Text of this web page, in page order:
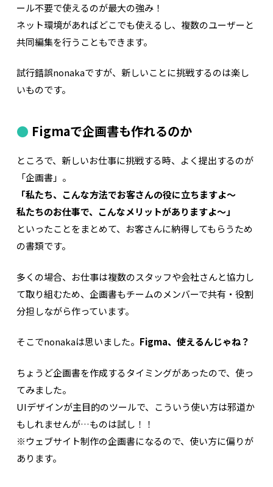
ール不要で使えるのが最大の強み！
ネット環境があればどこでも使えるし、複数のユーザーと
共同編集を行うこともできます。
試行錯誤nonakaですが、新しいことに挑戦するのは楽し
いものです。
Figmaで企画書も作れるのか
ところで、新しいお仕事に挑戦する時、よく提出するのが
「企画書」。
「私たち、こんな方法でお客さんの役に立ちますよ〜
私たちのお仕事で、こんなメリットがありますよ〜」
といったことをまとめて、お客さんに納得してもらうため
の書類です。
多くの場合、お仕事は複数のスタッフや会社さんと協力し
て取り組むため、企画書もチームのメンバーで共有・役割
分担しながら作っています。
そこでnonakaは思いました。 Figma、使えるんじゃね？
ちょうど企画書を作成するタイミングがあったので、使っ
てみました。
UIデザインが主目的のツールで、こういう使い方は邪道か
もしれませんが…ものは試し！！
※ウェブサイト制作の企画書になるので、使い方に偏りが
あります。